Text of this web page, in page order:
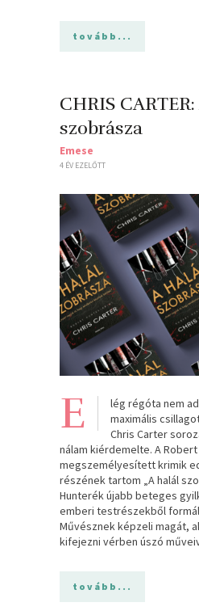
tovább...
CHRIS
szobrásza
Emese
4 ÉV EZELŐTT
E
lég régóta nem
maximális
Chris Carter
nálam kiérdemelte. A
megszemélyesített krimik
részének tartom „A halál
Hunterék újabb beteges
emberi testrészekből
Művésznek képzeli magát,
kifejezni vérben úszó
tovább...